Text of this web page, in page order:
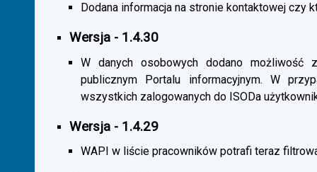
Dodana informacja na stronie kontaktowej czy
Wersja - 1.4.30
W danych osobowych dodano możliwość
publicznym Portalu informacyjnym. W
wszystkich zalogowanych do ISODa
Wersja - 1.4.29
WAPI w liście pracowników potrafi teraz